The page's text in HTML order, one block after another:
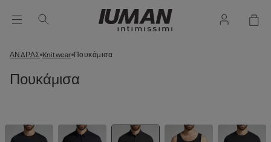
ΑΝΔΡΑΣ Knitwear Πουκάμισα
Πουκάμισα